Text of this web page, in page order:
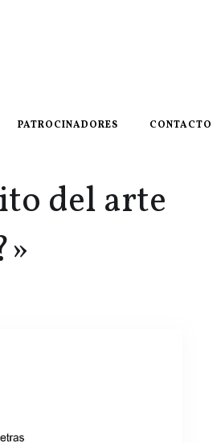
PATROCINADORES CONTACTO
del arte